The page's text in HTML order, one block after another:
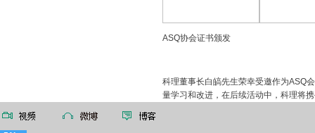
ASQ协会证书颁发
科理董事长白皜先生荣幸受邀作为ASQ
量学习和改进，在后续活动中，科理将